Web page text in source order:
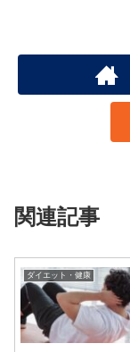
関連記事
ダイエット・健康